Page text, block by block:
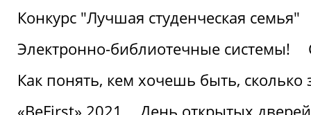
Конкурс "Лучшая студенческая семья"
Электронно-библиотечные системы!
Как понять, кем хочешь быть, сколько
«BeFirst» 2021
День открытых